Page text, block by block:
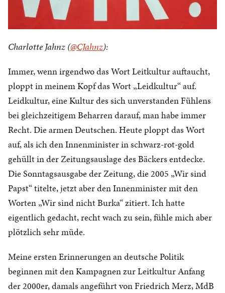
Charlotte Jahnz (@CJahnz):
Immer, wenn irgendwo das Wort Leitkultur auftaucht,
ploppt in meinem Kopf das Wort „Leidkultur“ auf.
Leidkultur, eine Kultur des sich unverstanden Fühlens
bei gleichzeitigem Beharren darauf, man habe immer
Recht. Die armen Deutschen. Heute ploppt das Wort
auf, als ich den Innenminister in schwarz-rot-gold
gehüllt in der Zeitungsauslage des Bäckers entdecke.
Die Sonntagsausgabe der Zeitung, die 2005 „Wir sind
Papst“ titelte, jetzt aber den Innenminister mit den
Worten „Wir sind nicht Burka“ zitiert. Ich hatte
eigentlich gedacht, recht wach zu sein, fühle mich aber
plötzlich sehr müde.
Meine ersten Erinnerungen an deutsche Politik
beginnen mit den Kampagnen zur Leitkultur Anfang
der 2000er, damals angeführt von Friedrich Merz, MdB